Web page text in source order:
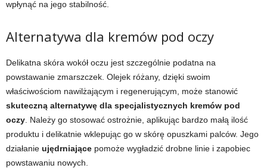
wpłynąć na jego stabilność.
Alternatywa dla kremów pod oczy
Delikatna skóra wokół oczu jest szczególnie podatna na
powstawanie zmarszczek. Olejek różany, dzięki swoim
właściwościom nawilżającym i regenerującym, może stanowić
skuteczną alternatywę dla specjalistycznych kremów pod
oczy . Należy go stosować ostrożnie, aplikując bardzo małą ilość
produktu i delikatnie wklepując go w skórę opuszkami palców. Jego
działanie ujędrniające pomoże wygładzić drobne linie i zapobiec
powstawaniu nowych.